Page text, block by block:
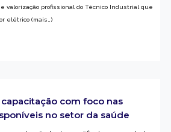
valorização profissional do Técnico Industrial que
elétrico (mais…)
com foco nas
no setor da saúde